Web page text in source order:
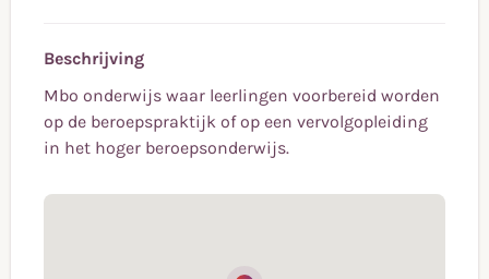
Beschrijving
Mbo onderwijs waar leerlingen voorbereid worden
op de beroepspraktijk of op een vervolgopleiding
in het hoger beroepsonderwijs.